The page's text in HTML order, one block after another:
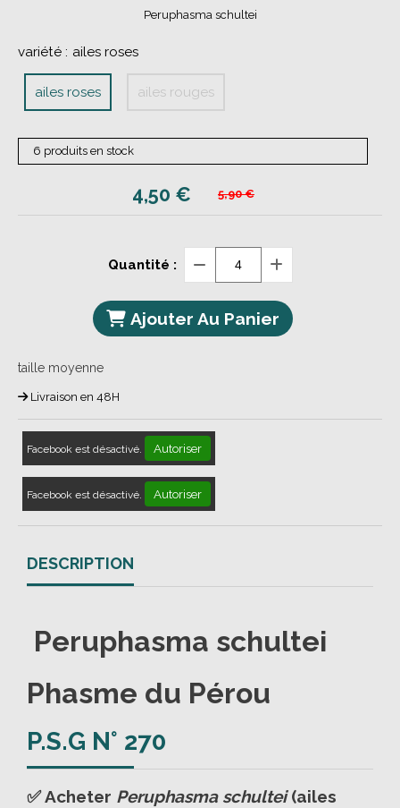
Peruphasma schultei
variété : ailes roses
ailes roses ailes rouges
4,50 € 5,90 €
Quantité :
6 produits en stock
Ajouter Au Panier
taille moyenne
Livraison en 48H
Facebook est désactivé. Autoriser
Facebook est désactivé. Autoriser
DESCRIPTION
Peruphasma schultei
Phasme du Pérou
P.S.G N° 270
✅ Acheter Peruphasma schultei(ailes